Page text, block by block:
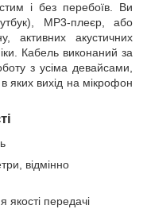
і без перебоїв. Ви
MP3-плеєр, або
активних акустичних
Кабель виконаний за
з усіма девайсами,
яких вихід на мікрофон
відмінно
якості передачі